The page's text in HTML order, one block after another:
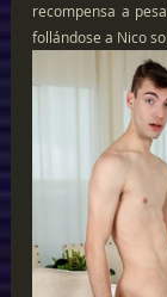
recompensa a
follándose a Nico